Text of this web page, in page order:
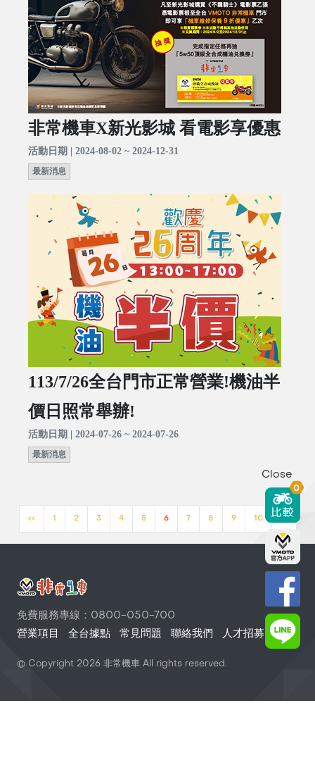
非常機車X新光影城 看電影享優惠
活動日期 | 2024-08-02 ~ 2024-12-31
最新消息
113/7/26全台門市正常營業!機油半
價日照常舉辦!
活動日期 | 2024-07-26 ~ 2024-07-26
最新消息
<< 1 2 3 4 5 6 7 8 9 10 >>
免費服務專線：0800-050-700
營業項目
全台據點 常見問題 聯絡我們 人才招募
© Copyright 2026 非常機車 All rights reserved.
Close
0